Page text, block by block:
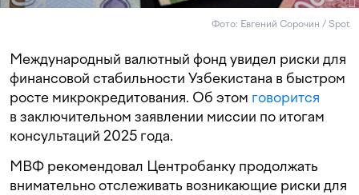
Фото: Евгений Сорочин / Spot
Международный валютный фонд увидел риски для
финансовой стабильности Узбекистана в быстром
росте микрокредитования. Об этом говорится
в заключительном заявлении миссии по итогам
консультаций 2025 года.
МВФ рекомендовал Центробанку продолжать
внимательно отслеживать возникающие риски для